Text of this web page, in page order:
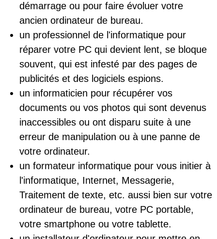
démarrage ou pour faire évoluer votre
ancien ordinateur de bureau.
un professionnel de l'informatique pour
réparer votre PC qui devient lent, se bloque
souvent, qui est infesté par des pages de
publicités et des logiciels espions.
un informaticien pour récupérer vos
documents ou vos photos qui sont devenus
inaccessibles ou ont disparu suite à une
erreur de manipulation ou à une panne de
votre ordinateur.
un formateur informatique pour vous initier à
l'informatique, Internet, Messagerie,
Traitement de texte, etc. aussi bien sur votre
ordinateur de bureau, votre PC portable,
votre smartphone ou votre tablette.